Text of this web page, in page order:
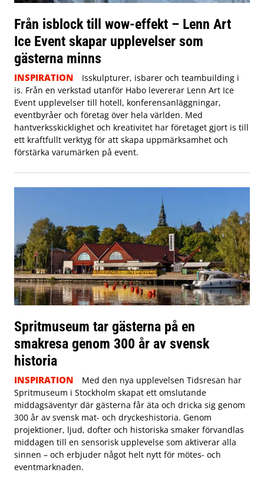
Från isblock till wow-effekt – Lenn Art
Ice Event skapar upplevelser som
gästerna minns
INSPIRATION
Isskulpturer, isbarer och teambuilding i
is. Från en verkstad utanför Habo levererar Lenn Art Ice
Event upplevelser till hotell, konferensanläggningar,
eventbyråer och företag över hela världen. Med
hantverksskicklighet och kreativitet har företaget gjort is till
ett kraftfullt verktyg för att skapa uppmärksamhet och
förstärka varumärken på event.
Spritmuseum tar gästerna på en
smakresa genom 300 år av svensk
historia
INSPIRATION
Med den nya upplevelsen Tidsresan har
Spritmuseum i Stockholm skapat ett omslutande
middagsäventyr där gästerna får äta och dricka sig genom
300 år av svensk mat- och dryckeshistoria. Genom
projektioner, ljud, dofter och historiska smaker förvandlas
middagen till en sensorisk upplevelse som aktiverar alla
sinnen – och erbjuder något helt nytt för mötes- och
eventmarknaden.